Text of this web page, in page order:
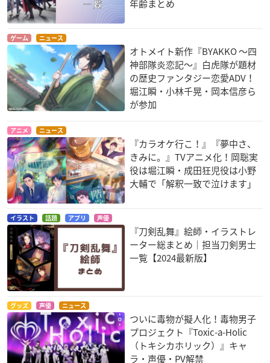
年齢まとめ
ゲーム ニュース
オトメイト新作『BYAKKO ～四
神部隊炎恋記～』白虎隊が題材
の歴史ファンタジー恋愛ADV！
堀江瞬・小林千晃・岡本信彦ら
が参加
アニメ ニュース
『カラオケ行こ！』『夢中さ、
きみに。』TVアニメ化！岡聡実
役は堀江瞬・成田狂児役は小野
大輔で「解釈一致で泣けます」
イラスト 話題 アプリ 声優
『刀剣乱舞』絵師・イラストレ
ーター総まとめ｜担当刀剣男士
一覧【2024最新版】
グッズ 声優 ニュース
ついに毒物が擬人化！毒物男子
プロジェクト『Toxic-a-Holic
（トキシカホリック）』キャ
ラ・声優・PV解禁